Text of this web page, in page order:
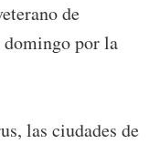
de
por la
las ciudades de